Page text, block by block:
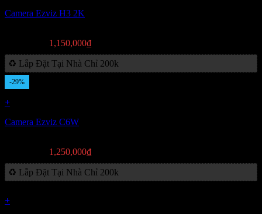
Camera Ezviz H3 2K
Giá
gốc
là:
2,050,000₫.
1,150,000₫Giá
hiện
tại
là:
♻️ Lắp Đặt Tại Nhà Chỉ 200k
-29%
+
Camera Ezviz C6W
Giá
gốc
là:
1,750,000₫.
1,250,000₫Giá
hiện
tại
là:
♻️ Lắp Đặt Tại Nhà Chỉ 200k
+